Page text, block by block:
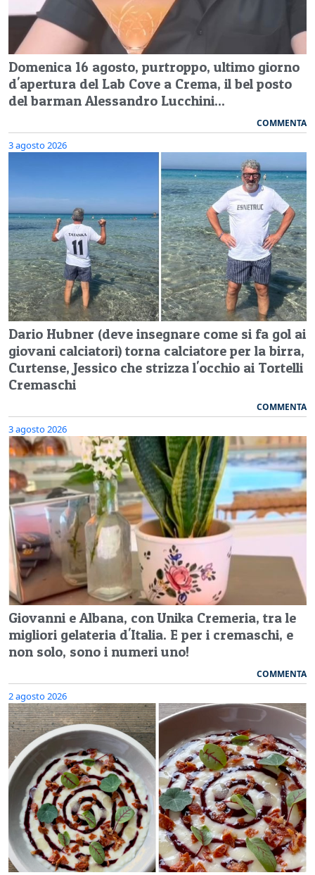
Domenica 16 agosto, purtroppo, ultimo giorno
d'apertura del Lab Cove a Crema, il bel posto
del barman Alessandro Lucchini...
COMMENTA
3 agosto 2026
Dario Hubner (deve insegnare come si fa gol ai
giovani calciatori) torna calciatore per la birra,
Curtense, Jessico che strizza l'occhio ai Tortelli
Cremaschi
COMMENTA
3 agosto 2026
Giovanni e Albana, con Unika Cremeria, tra le
migliori gelateria d'Italia. E per i cremaschi, e
non solo, sono i numeri uno!
COMMENTA
2 agosto 2026